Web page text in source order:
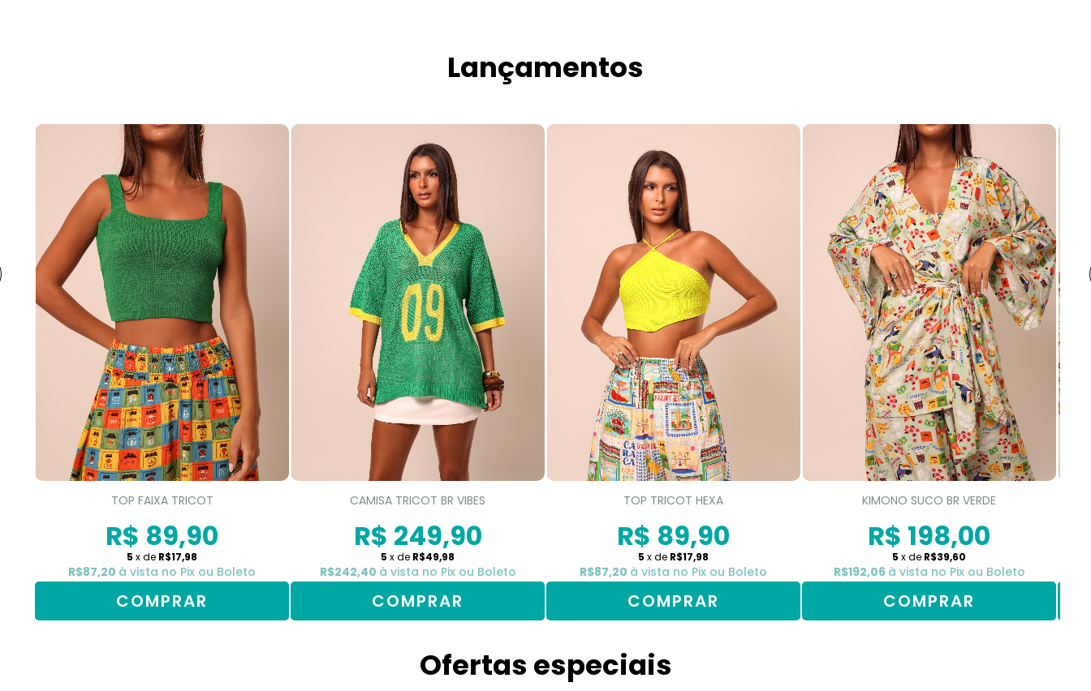
Lançamentos
TOP FAIXA TRICOT
R$ 89,90
5 x de R$17,98
R$87,20 à vista no Pix ou Boleto
COMPRAR
CAMISA TRICOT BR VIBES
R$ 249,90
5 x de R$49,98
R$242,40 à vista no Pix ou Boleto
COMPRAR
TOP TRICOT HEXA
R$ 89,90
5 x de R$17,98
R$87,20 à vista no Pix ou Boleto
COMPRAR
KIMONO SUCO BR VERDE
R$ 198,00
5 x de R$39,60
R$192,06 à vista no Pix ou Boleto
COMPRAR
Ofertas especiais